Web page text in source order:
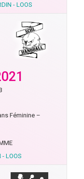
- LOOS
Féminine –
- LOOS